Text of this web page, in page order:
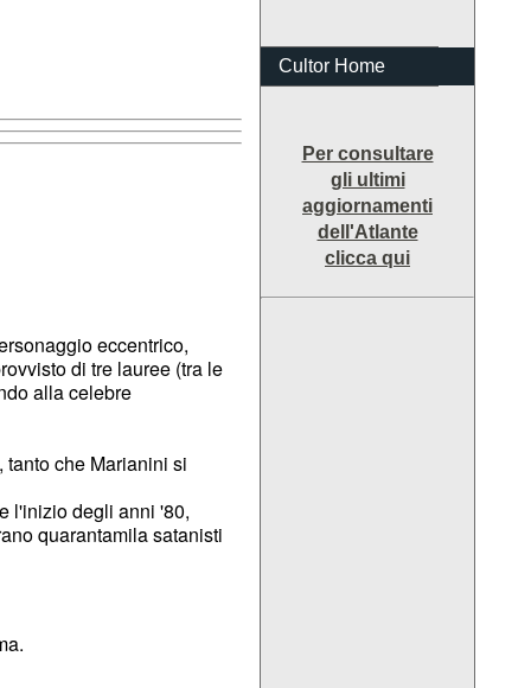
Cultor Home
Per consultare
gli ultimi
aggiornamenti
dell'Atlante
clicca qui
eccentrico,
di tre lauree (tra le
alla celebre
che Marianini si
l'inizio degli anni '80,
quarantamila satanisti